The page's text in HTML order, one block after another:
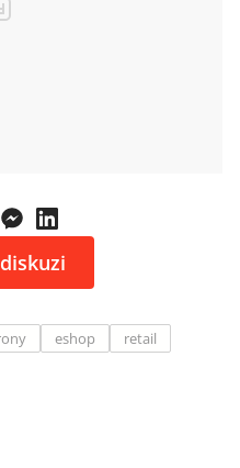
eshop
retail